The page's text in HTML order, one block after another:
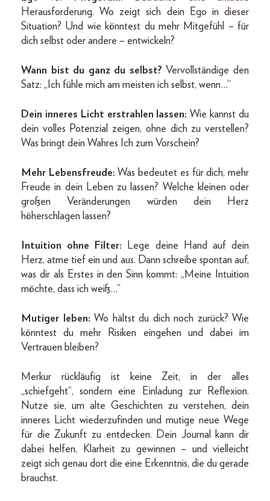
Herausforderung. Wo zeigt sich dein Ego in dieser
Situation? Und wie könntest du mehr Mitgefühl – für
dich selbst oder andere – entwickeln?
Wann bist du ganz du selbst? Vervollständige den
Satz: „Ich fühle mich am meisten ich selbst, wenn…“
Dein inneres Licht erstrahlen lassen: Wie kannst du
dein volles Potenzial zeigen, ohne dich zu verstellen?
Was bringt dein Wahres Ich zum Vorschein?
Mehr Lebensfreude: Was bedeutet es für dich, mehr
Freude in dein Leben zu lassen? Welche kleinen oder
großen Veränderungen würden dein Herz
höherschlagen lassen?
Intuition ohne Filter: Lege deine Hand auf dein
Herz, atme tief ein und aus. Dann schreibe spontan auf,
was dir als Erstes in den Sinn kommt: „Meine Intuition
möchte, dass ich weiß…“
Mutiger leben: Wo hältst du dich noch zurück? Wie
könntest du mehr Risiken eingehen und dabei im
Vertrauen bleiben?
Merkur rückläufig ist keine Zeit, in der alles
„schiefgeht“, sondern eine Einladung zur Reflexion.
Nutze sie, um alte Geschichten zu verstehen, dein
inneres Licht wiederzufinden und mutige neue Wege
für die Zukunft zu entdecken. Dein Journal kann dir
dabei helfen, Klarheit zu gewinnen – und vielleicht
zeigt sich genau dort die eine Erkenntnis, die du gerade
brauchst.